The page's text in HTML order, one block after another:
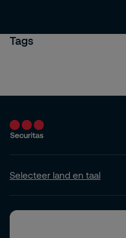
Tags
Selecteer land en taal